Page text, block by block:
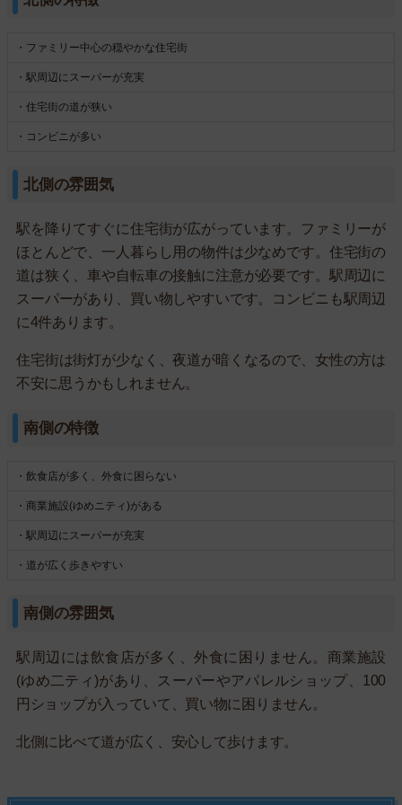
・ファミリー中心の穏やかな住宅街
・駅周辺にスーパーが充実
・住宅街の道が狭い
・コンビニが多い
北側の雰囲気
駅を降りてすぐに住宅街が広がっています。ファミリーが
ほとんどで、一人暮らし用の物件は少なめです。住宅街の
道は狭く、車や自転車の接触に注意が必要です。駅周辺に
スーパーがあり、買い物しやすいです。コンビニも駅周辺
に4件あります。
住宅街は街灯が少なく、夜道が暗くなるので、女性の方は
不安に思うかもしれません。
南側の特徴
・飲食店が多く、外食に困らない
・商業施設(ゆめニティ)がある
・駅周辺にスーパーが充実
・道が広く歩きやすい
南側の雰囲気
駅周辺には飲食店が多く、外食に困りません。商業施設
(ゆめ二ティ)があり、スーパーやアパレルショップ、100
円ショップが入っていて、買い物に困りません。
北側に比べて道が広く、安心して歩けます。